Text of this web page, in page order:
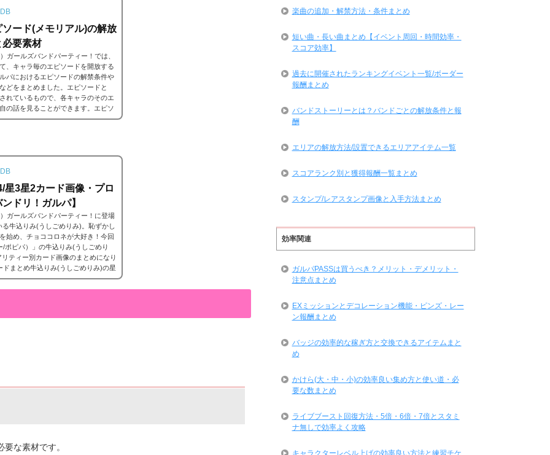
ード(メモリアル)の解放
必要素材
ガールズバンドパーティー！では、
、キャラ毎のエピソードを開放する
パにおけるエピソードの解禁条件や
どをまとめました。エピソードと
れているもので、各キャラのそのエ
の話を見ることができます。エピソ
放することでそのタイトルに纏わる
星3星2カード画像・プロ
ドリ！ガルパ】
ガールズバンドパーティー！に登場
牛込りみ(うしごめりみ)。恥ずかし
始め、チョココロネが大好き！今回
/ポピパ）」の牛込りみ(うしごめり
ティー別カード画像のまとめになり
まとめ牛込りみ(うしごめりみ)の星
に映る心］特訓前特訓後2023年8月
な素材です。
楽曲の追加・解禁方法・条件まとめ
短い曲・長い曲まとめ【イベント周回・時間効率・
スコア効率】
過去に開催されたランキングイベント一覧/ボーダー
報酬まとめ
バンドストーリーとは？バンドごとの解放条件と報
酬
エリアの解放方法/設置できるエリアアイテム一覧
スコアランク別と獲得報酬一覧まとめ
スタンプ/レアスタンプ画像と入手方法まとめ
効率関連
ガルパPASSは買うべき？メリット・デメリット・
注意点まとめ
EXミッションとデコレーション機能・ピンズ・レー
ン報酬まとめ
バッジの効率的な稼ぎ方と交換できるアイテムまと
め
かけら(大・中・小)の効率良い集め方と使い道・必
要な数まとめ
ライブブースト回復方法・5倍・6倍・7倍とスタミ
ナ無しで効率よく攻略